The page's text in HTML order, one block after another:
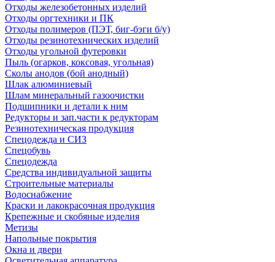
Отходы железобетонных изделий
Отходы оргтехники и ПК
Отходы полимеров (ПЭТ, биг-бэги б/у)
Отходы резинотехнических изделий
Отходы угольной футеровки
Пыль (огарков, коксовая, угольная)
Сколы анодов (бой анодный)
Шлак алюминиевый
Шлам минеральный газоочистки
Подшипники и детали к ним
Редукторы и зап.части к редукторам
Резинотехническая продукция
Спецодежда и СИЗ
Спецобувь
Спецодежда
Средства индивидуальной защиты
Строительные материалы
Водоснабжение
Краски и лакокрасочная продукция
Крепежные и скобяные изделия
Метизы
Напольные покрытия
Окна и двери